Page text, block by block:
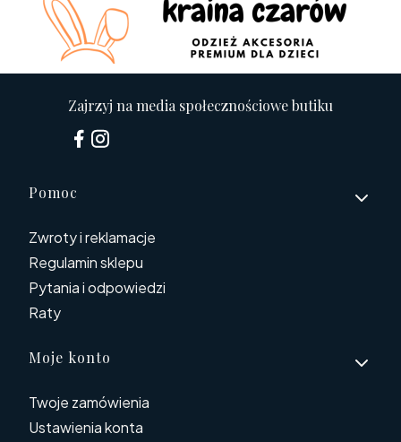
Zajrzyj na media społecznościowe butiku
Linki w stopce
Pomoc
Zwroty i reklamacje
Regulamin sklepu
Pytania i odpowiedzi
Raty
Moje konto
Twoje zamówienia
Ustawienia konta